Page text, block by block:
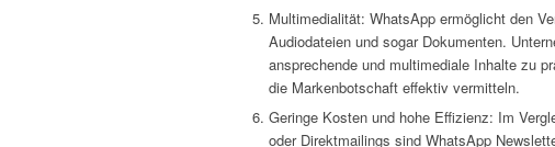
Multimedialität: WhatsApp ermöglicht den
Audiodateien und sogar Dokumenten.
ansprechende und multimediale Inhalte zu
die Markenbotschaft effektiv vermitteln.
Geringe Kosten und hohe Effizienz: Im
oder Direktmailings sind WhatsApp